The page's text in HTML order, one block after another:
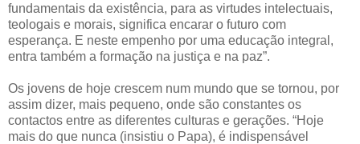
fundamentais da existência, para as virtudes intelectuais,
teologais e morais, significa encarar o futuro com
esperança. E neste empenho por uma educação integral,
entra também a formação na justiça e na paz”.
Os jovens de hoje crescem num mundo que se tornou, por
assim dizer, mais pequeno, onde são constantes os
contactos entre as diferentes culturas e gerações. “Hoje
mais do que nunca (insistiu o Papa), é indispensável